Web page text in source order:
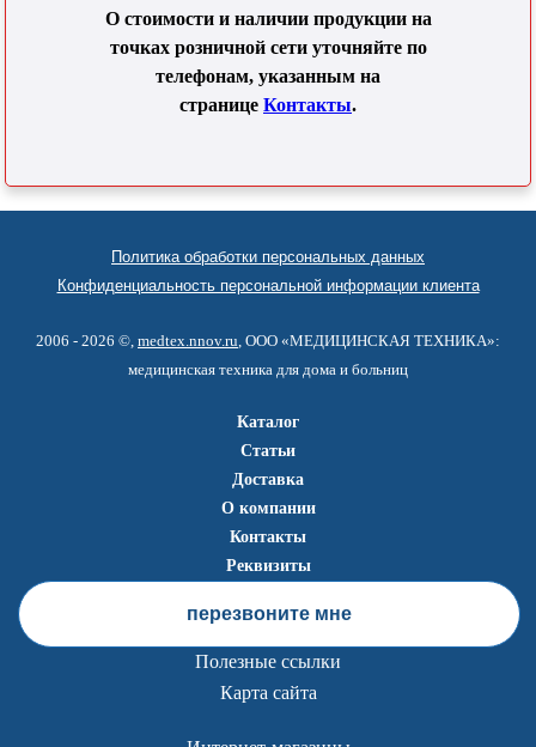
О стоимости и наличии продукции на
точках розничной сети уточняйте по
телефонам, указанным на
странице Контакты.
Политика обработки персональных данных
Конфиденциальность персональной информации клиента
2006 - 2026 ©, medtex.nnov.ru, ООО «МЕДИЦИНСКАЯ ТЕХНИКА»:
медицинская техника для дома и больниц
Каталог
Статьи
Доставка
О компании
Контакты
Реквизиты
перезвоните мне
Полезные ссылки
Карта сайта